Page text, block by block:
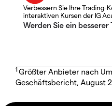
Verbessern Sie Ihre Trading-
interaktiven Kursen der IG
1 Größter Anbieter nach
Geschäftsbericht, August